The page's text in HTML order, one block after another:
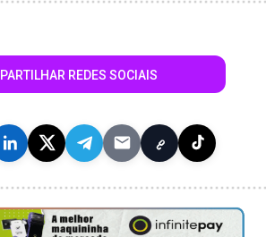
REDES SOCIAIS